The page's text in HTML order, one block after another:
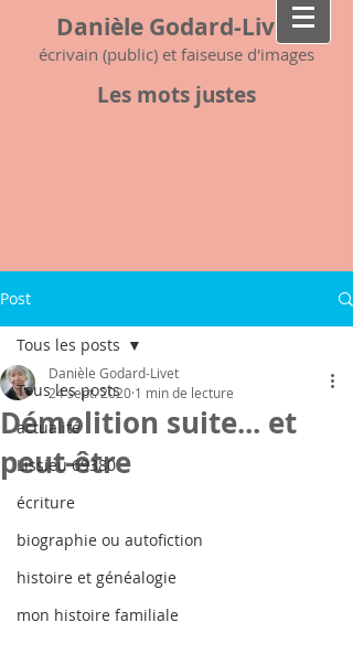
Danièle Godard-Livet
écrivain (public) et faiseuse d'images
Les mots justes
Post
Tous les posts
actualité
Lissieu 69380
écriture
biographie ou autofiction
histoire et généalogie
mon histoire familiale
Tous les posts
Démolition suite... et
peut-être
Danièle Godard-Livet
24 sept. 2020 1 min de lecture